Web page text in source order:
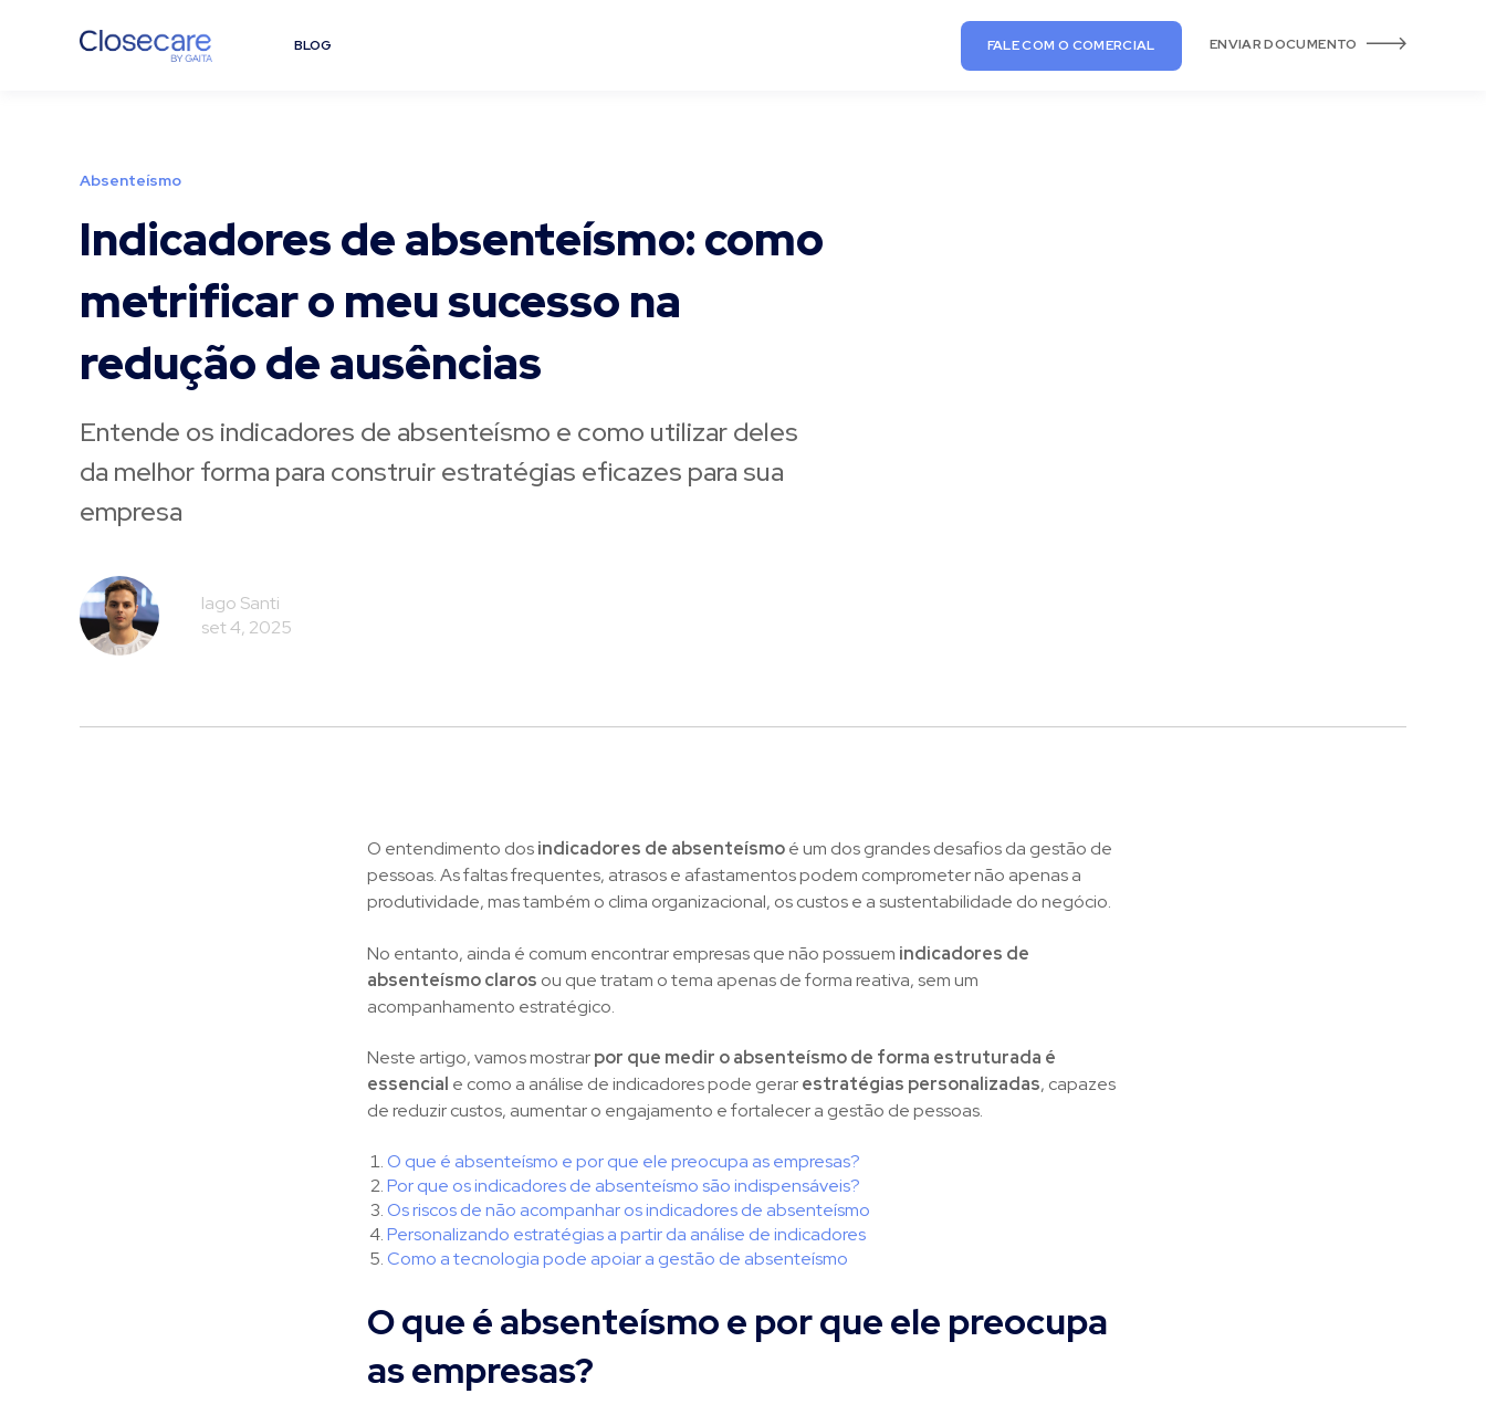
BLOG FALE COM O COMERCIAL ENVIAR DOCUMENTO
Absenteísmo
Indicadores de absenteísmo: como
metrificar o meu sucesso na
redução de ausências
Entende os indicadores de absenteísmo e como utilizar deles
da melhor forma para construir estratégias eficazes para sua
empresa
Iago Santi
set 4, 2025
O entendimento dosindicadores de absenteísmoé um dos grandes desafios da gestão de
pessoas. As faltas frequentes, atrasos e afastamentos podem comprometer não apenas a
produtividade, mas também o clima organizacional, os custos e a sustentabilidade do negócio.
No entanto, ainda é comum encontrar empresas que não possuem indicadores de
absenteísmo claros ou que tratam o tema apenas de forma reativa, sem um
acompanhamento estratégico.
Neste artigo, vamos mostrarpor que medir o absenteísmo de forma estruturada é
essencial e como a análise de indicadores pode gerarestratégias personalizadas, capazes
de reduzir custos, aumentar o engajamento e fortalecer a gestão de pessoas.
O que é absenteísmo e por que ele preocupa as empresas?
Por que os indicadores de absenteísmo são indispensáveis?
Os riscos de não acompanhar os indicadores de absenteísmo
Personalizando estratégias a partir da análise de indicadores
Como a tecnologia pode apoiar a gestão de absenteísmo
O que é absenteísmo e por que ele preocupa
as empresas?